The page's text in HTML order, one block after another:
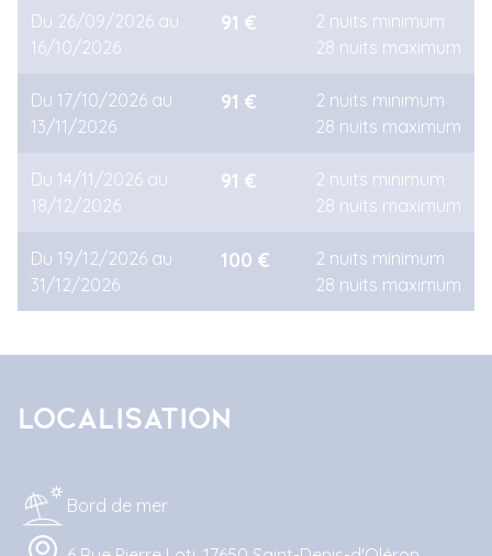
Du 26/09/2026 au
16/10/2026
91 €
2 nuits minimum
28 nuits maximum
Du 17/10/2026 au
13/11/2026
91 €
2 nuits minimum
28 nuits maximum
Du 14/11/2026 au
18/12/2026
91 €
2 nuits minimum
28 nuits maximum
Du 19/12/2026 au
31/12/2026
100 €
2 nuits minimum
28 nuits maximum
Localisation
Bord de mer